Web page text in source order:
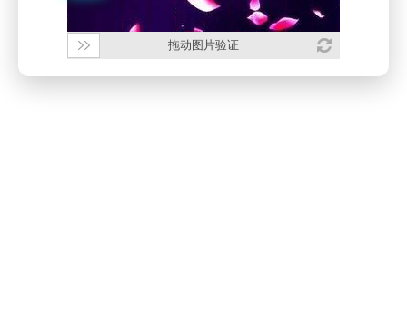
拖动图片验证